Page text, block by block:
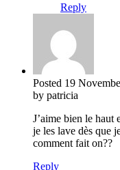
Reply
Posted 19
by patricia
J’aime bien le haut
je les lave dès que
comment fait on??
Reply